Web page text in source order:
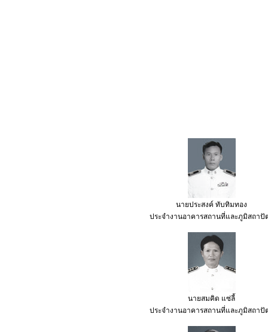
นายประสงค์ ทับทิมทอง
ประจำงานอาคารสถานที่และภูมิสถาปั
นายสมคิด แซ่ลี้
ประจำงานอาคารสถานที่และภูมิสถาปั